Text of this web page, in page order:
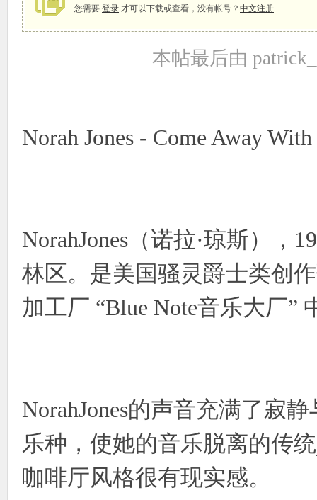
您需要 登录 才可以下载或查看，没有帐号？ 中文注册
本帖最后由
Norah Jones - Come Away
NorahJones（诺拉·琼斯），
林区。是美国骚灵爵士类创
加工厂 “Blue Note音乐大厂”
NorahJones的声音充满了寂
乐种，使她的音乐脱离的传
咖啡厅风格很有现实感。